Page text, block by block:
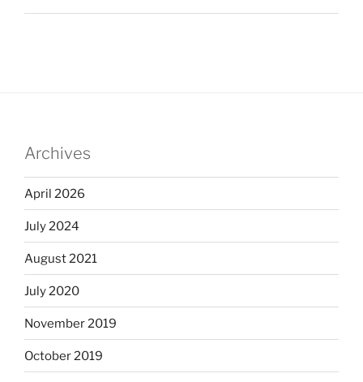
Archives
April 2026
July 2024
August 2021
July 2020
November 2019
October 2019